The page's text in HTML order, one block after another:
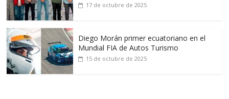
17 de octubre de 2025
Diego Morán primer ecuatoriano en el
Mundial FIA de Autos Turismo
15 de octubre de 2025